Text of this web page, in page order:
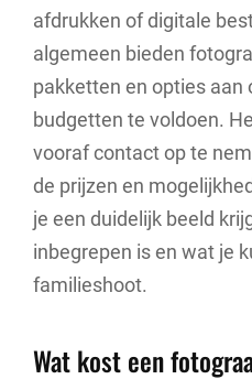
afdrukken of digitale
algemeen bieden
pakketten en opties aan
budgetten te voldoen.
vooraf contact op te
de prijzen en
je een duidelijk beeld
inbegrepen is en wat je
familieshoot.
Wat kost een